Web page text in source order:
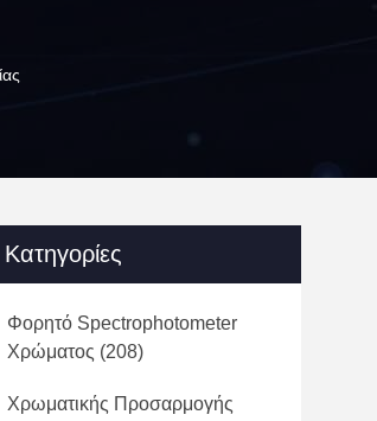
Κατηγορίες
Φορητό Spectrophotometer
Χρώματος (208)
Χρωματικής Προσαρμογής